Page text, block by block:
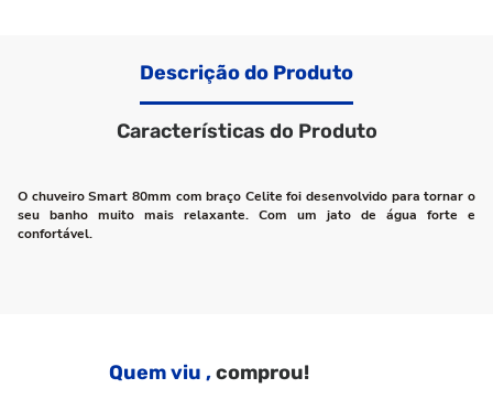
Descrição do Produto
Características do Produto
O chuveiro Smart 80mm com braço Celite foi desenvolvido para tornar o
seu banho muito mais relaxante. Com um jato de água forte e
confortável.
Quem viu ,comprou!